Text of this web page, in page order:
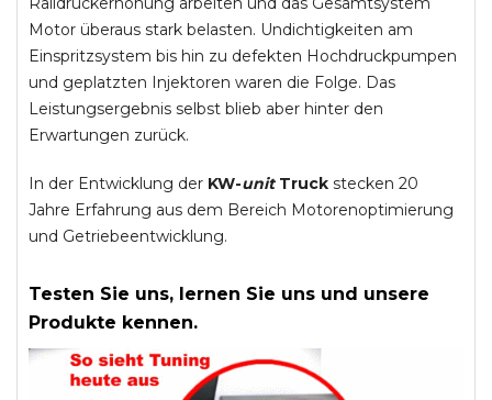
Motor überaus stark belasten. Undichtigkeiten am
Einspritzsystem bis hin zu defekten Hochdruckpumpen
und geplatzten Injektoren waren die Folge. Das
Leistungsergebnis selbst blieb aber hinter den
Erwartungen zurück.
In der Entwicklung der KW-unitTruck stecken 20
Jahre Erfahrung aus dem Bereich Motorenoptimierung
und Getriebeentwicklung.
Testen Sie uns, lernen Sie uns und unsere
Produkte kennen.